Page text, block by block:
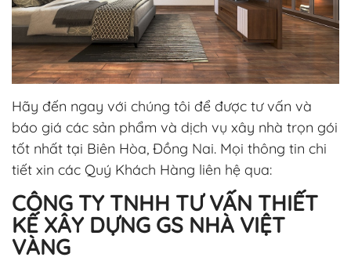
Hãy đến ngay với chúng tôi để được tư vấn và
báo giá các sản phẩm và dịch vụ xây nhà trọn gói
tốt nhất tại Biên Hòa, Đồng Nai. Mọi thông tin chi
tiết xin các Quý Khách Hàng liên hệ qua:
CÔNG TY TNHH TƯ VẤN THIẾT
KẾ XÂY DỰNG GS NHÀ VIỆT
VÀNG